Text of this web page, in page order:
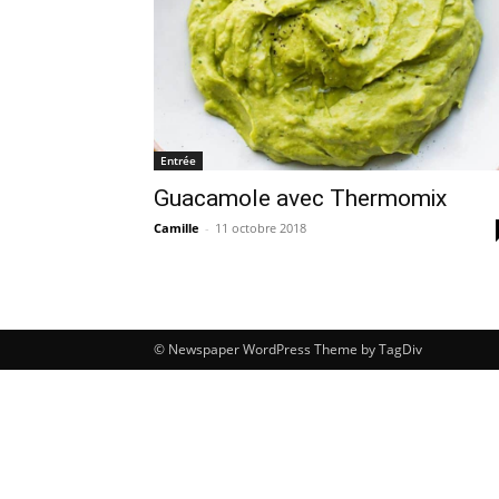
Entrée
Guacamole avec Thermomix
Camille - 11 octobre 2018
© Newspaper WordPress Theme by TagDiv